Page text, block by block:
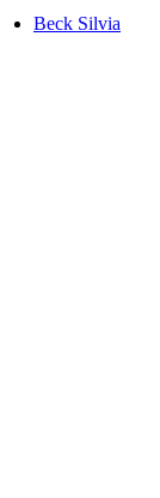
Beck Silvia